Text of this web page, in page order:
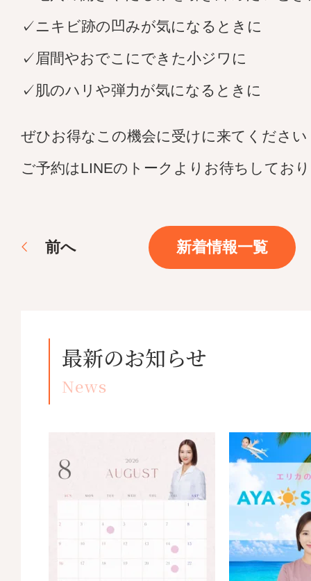
✓ニキビ跡の凹みが気になるときに
✓眉間やおでこにできた小ジワに
✓肌のハリや弾力が気になるときに
ぜひお得なこの機会に受けに来てください
ご予約はLINEのトークよりお待ちしてお
前へ 新着情報一覧
最新のお知らせ
News